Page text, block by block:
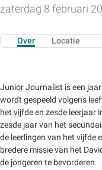
zaterdag 8 februari
Over Locatie
Junior Journalist is een
wordt gespeeld volgens
het vijfde en zesde leerjaar
zesde jaar van het
de leerlingen van het vijfde
bredere missie van het
de jongeren te bevorderen.